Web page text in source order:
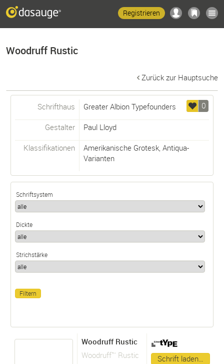
Registrieren
Woodruff Rustic
Zurück zur Hauptsuche
0
Schrifthaus Greater Albion Typefounders
Gestalter Paul Lloyd
Klassifikationen Amerikanische Grotesk, Antiqua-
Varianten
Schriftsystem
Dickte
Strichstärke
Woodruff Rustic
Woodruff™ Rustic
Schrift laden…